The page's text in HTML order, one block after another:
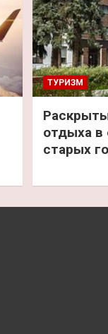
ТУРИЗМ
отдыха в
старых